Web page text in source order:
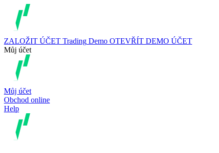
ZALOŽIT ÚČET Trading Demo OTEVŘÍT DEMO ÚČET
Můj účet
Můj účet
Obchod online
Help